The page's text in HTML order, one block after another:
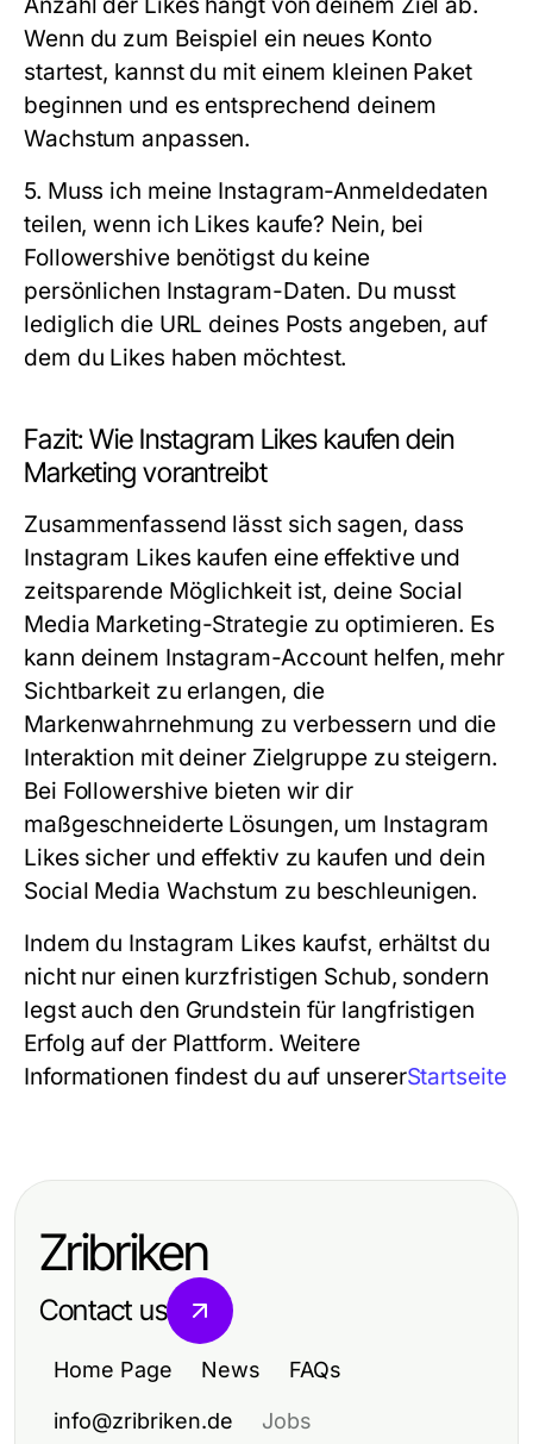
Wenn du zum Beispiel ein neues Konto
startest, kannst du mit einem kleinen Paket
beginnen und es entsprechend deinem
Wachstum anpassen.
5. Muss ich meine Instagram-Anmeldedaten
teilen, wenn ich Likes kaufe? Nein, bei
Followershivebenötigst du keine
persönlichen Instagram-Daten. Du musst
lediglich die URL deines Posts angeben, auf
dem du Likes haben möchtest.
Fazit: Wie Instagram Likes kaufen dein
Marketing vorantreibt
Zusammenfassend lässt sich sagen, dass
Instagram Likes kaufen eine effektive und
zeitsparende Möglichkeit ist, deine Social
Media Marketing-Strategie zu optimieren. Es
kann deinem Instagram-Account helfen, mehr
Sichtbarkeit zu erlangen, die
Markenwahrnehmung zu verbessern und die
Interaktion mit deiner Zielgruppe zu steigern.
Bei Followershive bieten wir dir
maßgeschneiderte Lösungen, um Instagram
Likes sicher und effektiv zu kaufen und dein
Social Media Wachstum zu beschleunigen.
Indem du Instagram Likes kaufst, erhältst du
nicht nur einen kurzfristigen Schub, sondern
legst auch den Grundstein für langfristigen
Erfolg auf der Plattform. Weitere
Informationen findest du auf unsererStartseite
Zribriken
Contact us
Home Page News FAQs
info@zribriken.de Jobs